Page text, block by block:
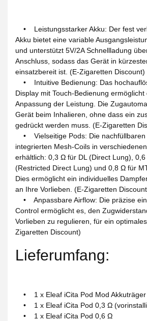
• Leistungsstarker Akku: Der fest
Akku bietet eine variable
und unterstützt 5V/2A Schnellladung
Anschluss, sodass das Gerät in
einsatzbereit ist. (E-Zigaretten Discount)
• Intuitive Bedienung: Das
Display mit Touch-Bedienung
Anpassung der Leistung. Die
Gerät beim Inhalieren, ohne dass ein
gedrückt werden muss. (E-Zigaretten
• Vielseitige Pods: Die nachfüllbaren
integrierten Mesh-Coils in
erhältlich: 0,3 Ω für DL (Direct Lung), 0,6
(Restricted Direct Lung) und 0,8 Ω für
Dies ermöglicht ein individuelles
an Ihre Vorlieben. (E-Zigaretten
• Anpassbare Airflow: Die präzise
Control ermöglicht es, den
Vorlieben zu regulieren, für ein
Zigaretten Discount)
Lieferumfang:
• 1 x Eleaf iCita Pod Mod Akkuträger
• 1 x Eleaf iCita Pod 0,3 Ω
• 1 x Eleaf iCita Pod 0,6 Ω